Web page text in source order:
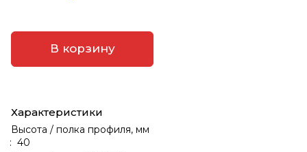
В корзину
Характеристики
Высота / полка профиля, мм
: 40